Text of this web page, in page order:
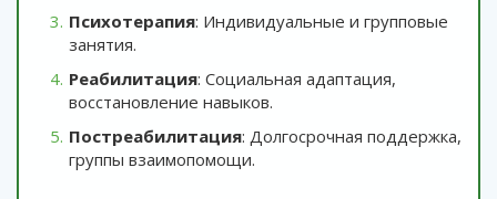
Психотерапия: Индивидуальные и групповые
занятия.
Реабилитация: Социальная адаптация,
восстановление навыков.
Постреабилитация: Долгосрочная поддержка,
группы взаимопомощи.